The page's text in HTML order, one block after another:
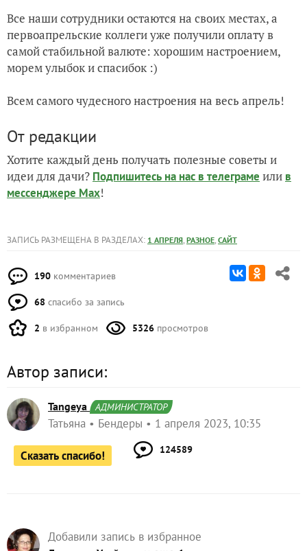
Все наши сотрудники остаются на своих местах, а
первоапрельские коллеги уже получили оплату в
самой стабильной валюте: хорошим настроением,
морем улыбок и спасибок :)
Всем самого чудесного настроения на весь апрель!
От редакции
Хотите каждый день получать полезные советы и
идеи для дачи? Подпишитесь на нас в телеграме или в
мессенджере Max!
ЗАПИСЬ РАЗМЕЩЕНА В РАЗДЕЛАХ: 1 АПРЕЛЯ, РАЗНОЕ, САЙТ
190 комментариев
68 спасибо за запись
2 в избранном 5326 просмотров
Автор записи:
Tangeya АДМИНИСТРАТОР
Татьяна Бендеры 1 апреля 2023, 10:35
Сказать спасибо! 124589
Добавили запись в избранное